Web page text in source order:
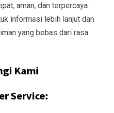
aman, dan terpercaya.
informasi lebih lanjut dan
yang bebas dari rasa
Kami
Service: